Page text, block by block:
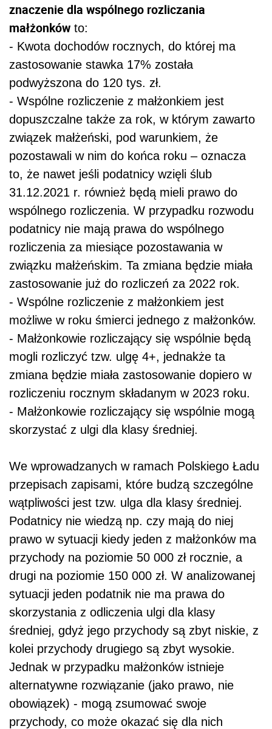
znaczenie dla wspólnego rozliczania
małżonków to:
- Kwota dochodów rocznych, do której ma
zastosowanie stawka 17% została
podwyższona do 120 tys. zł.
- Wspólne rozliczenie z małżonkiem jest
dopuszczalne także za rok, w którym zawarto
związek małżeński, pod warunkiem, że
pozostawali w nim do końca roku – oznacza
to, że nawet jeśli podatnicy wzięli ślub
31.12.2021 r. również będą mieli prawo do
wspólnego rozliczenia. W przypadku rozwodu
podatnicy nie mają prawa do wspólnego
rozliczenia za miesiące pozostawania w
związku małżeńskim. Ta zmiana będzie miała
zastosowanie już do rozliczeń za 2022 rok.
- Wspólne rozliczenie z małżonkiem jest
możliwe w roku śmierci jednego z małżonków.
- Małżonkowie rozliczający się wspólnie będą
mogli rozliczyć tzw. ulgę 4+, jednakże ta
zmiana będzie miała zastosowanie dopiero w
rozliczeniu rocznym składanym w 2023 roku.
- Małżonkowie rozliczający się wspólnie mogą
skorzystać z ulgi dla klasy średniej.
We wprowadzanych w ramach Polskiego Ładu
przepisach zapisami, które budzą szczególne
wątpliwości jest tzw. ulga dla klasy średniej.
Podatnicy nie wiedzą np. czy mają do niej
prawo w sytuacji kiedy jeden z małżonków ma
przychody na poziomie 50 000 zł rocznie, a
drugi na poziomie 150 000 zł. W analizowanej
sytuacji jeden podatnik nie ma prawa do
skorzystania z odliczenia ulgi dla klasy
średniej, gdyż jego przychody są zbyt niskie, z
kolei przychody drugiego są zbyt wysokie.
Jednak w przypadku małżonków istnieje
alternatywne rozwiązanie (jako prawo, nie
obowiązek) - mogą zsumować swoje
przychody, co może okazać się dla nich